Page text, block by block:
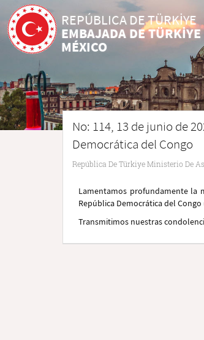
REPÚBLICA DE TÜRKİYE
EMBAJADA DE
MÉXICO
No: 114, 13 de junio de
Democrática del Congo
República De Türkiye Ministerio De
Lamentamos profundamente la
República Democrática del Congo
Transmitimos nuestras